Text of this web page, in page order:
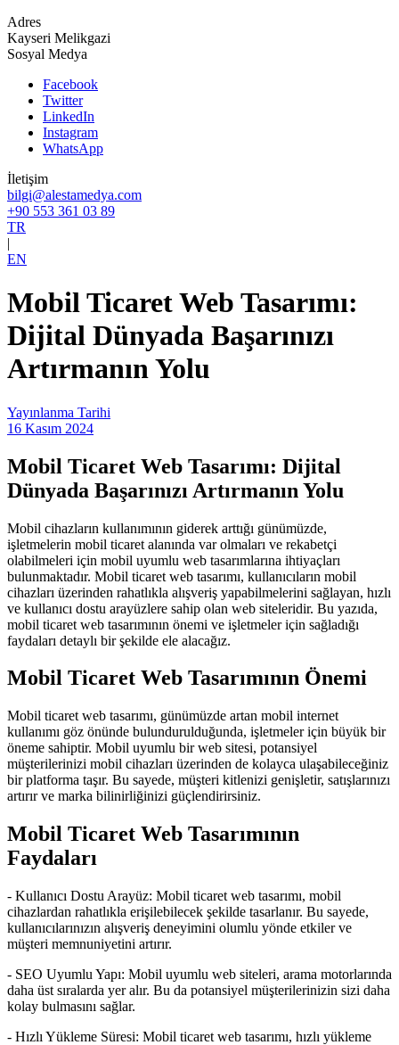
Adres
Kayseri Melikgazi
Sosyal Medya
Facebook
Twitter
LinkedIn
Instagram
WhatsApp
İletişim
bilgi@alestamedya.com
+90 553 361 03 89
TR
|
EN
Mobil Ticaret Web Tasarımı:
Dijital Dünyada Başarınızı
Artırmanın Yolu
Yayınlanma Tarihi
16 Kasım 2024
Mobil Ticaret Web Tasarımı: Dijital
Dünyada Başarınızı Artırmanın Yolu
Mobil cihazların kullanımının giderek arttığı günümüzde,
işletmelerin mobil ticaret alanında var olmaları ve rekabetçi
olabilmeleri için mobil uyumlu web tasarımlarına ihtiyaçları
bulunmaktadır. Mobil ticaret web tasarımı, kullanıcıların mobil
cihazları üzerinden rahatlıkla alışveriş yapabilmelerini sağlayan, hızlı
ve kullanıcı dostu arayüzlere sahip olan web siteleridir. Bu yazıda,
mobil ticaret web tasarımının önemi ve işletmeler için sağladığı
faydaları detaylı bir şekilde ele alacağız.
Mobil Ticaret Web Tasarımının Önemi
Mobil ticaret web tasarımı, günümüzde artan mobil internet
kullanımı göz önünde bulundurulduğunda, işletmeler için büyük bir
öneme sahiptir. Mobil uyumlu bir web sitesi, potansiyel
müşterilerinizi mobil cihazları üzerinden de kolayca ulaşabileceğiniz
bir platforma taşır. Bu sayede, müşteri kitlenizi genişletir, satışlarınızı
artırır ve marka bilinirliğinizi güçlendirirsiniz.
Mobil Ticaret Web Tasarımının
Faydaları
- Kullanıcı Dostu Arayüz: Mobil ticaret web tasarımı, mobil
cihazlardan rahatlıkla erişilebilecek şekilde tasarlanır. Bu sayede,
kullanıcılarınızın alışveriş deneyimini olumlu yönde etkiler ve
müşteri memnuniyetini artırır.
- SEO Uyumlu Yapı: Mobil uyumlu web siteleri, arama motorlarında
daha üst sıralarda yer alır. Bu da potansiyel müşterilerinizin sizi daha
kolay bulmasını sağlar.
- Hızlı Yükleme Süresi: Mobil ticaret web tasarımı, hızlı yükleme